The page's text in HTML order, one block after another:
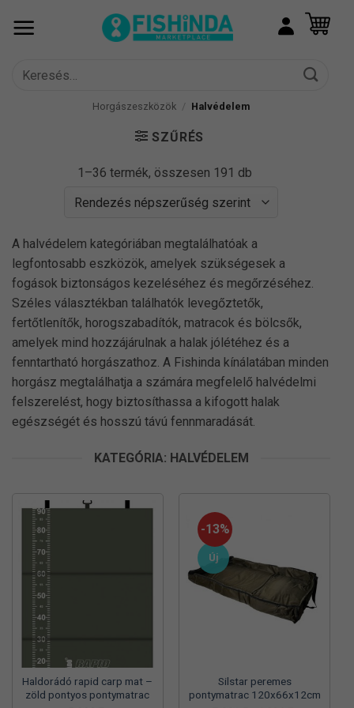
Keresés
Horgászeszközök / Halvédelem
SZŰRÉS
1–36 termék, összesen 191 db
A halvédelem kategóriában megtalálhatóak a
legfontosabb eszközök, amelyek szükségesek a
fogások biztonságos kezeléséhez és megőrzéséhez.
Széles választékban találhatók levegőztetők,
fertőtlenítők, horogszabadítók, matracok és bölcsők,
amelyek mind hozzájárulnak a halak jólétéhez és a
fenntartható horgászathoz. A Fishinda kínálatában minden
horgász megtalálhatja a számára megfelelő halvédelmi
felszerelést, hogy biztosíthassa a kifogott halak
egészségét és hosszú távú fennmaradását.
KATEGÓRIA: HALVÉDELEM
Haldorádó rapid carp mat –
zöld pontyos pontymatrac
-13%
Új
Silstar peremes
pontymatrac 120x66x12cm